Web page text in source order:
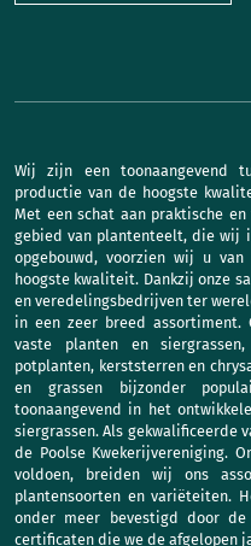
Wij zijn een toonaangevend
productie van de hoogste
Met een schat aan praktische
gebied van plantenteelt, die wij
opgebouwd, voorzien wij u
hoogste kwaliteit. Dankzij onze
en veredelingsbedrijven ter
in een zeer breed assortiment.
vaste planten en
potplanten, kerststerren en
en grassen bijzonder
toonaangevend in het
siergrassen. Als gekwalificeerde
de Poolse Kwekerijvereniging.
voldoen, breiden wij ons
plantensoorten en variëteiten.
onder meer bevestigd door
certificaten die we de afgelopen